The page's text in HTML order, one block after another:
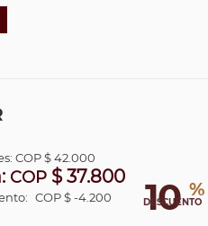
10 %
DESCUENTO
COP$ 42.000
COP $ 37.800
COP $ -4.200